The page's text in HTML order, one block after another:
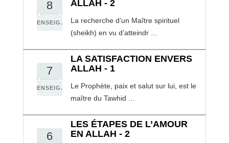
8
ENSEIG.
ALLAH - 2
La recherche d’un Maître spirituel
(sheikh) en vu d’atteindr ...
7
ENSEIG.
LA SATISFACTION ENVERS
ALLAH - 1
Le Prophète, paix et salut sur lui, est le
maître du Tawhid ...
6
LES ÉTAPES DE L’AMOUR
EN ALLAH - 2